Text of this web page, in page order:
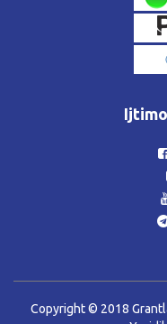
Copyright © 2018